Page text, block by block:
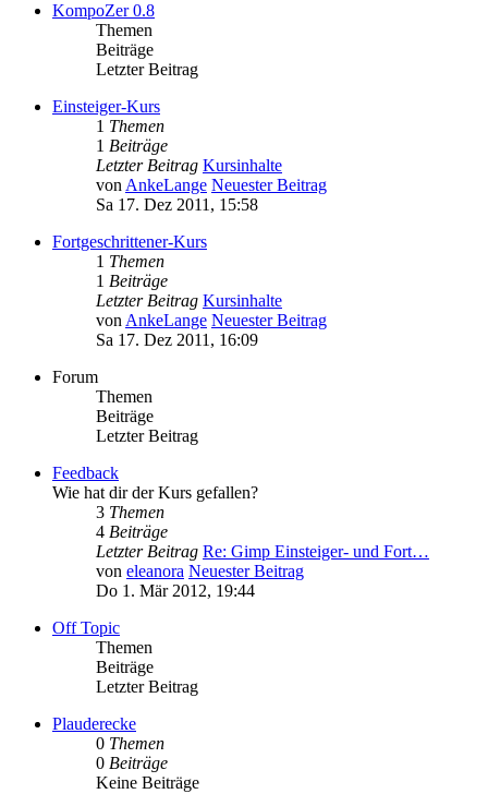
KompoZer 0.8
Themen
Beiträge
Letzter Beitrag
Einsteiger-Kurs
1 Themen
1 Beiträge
Letzter Beitrag Kursinhalte
vonAnkeLange Neuester Beitrag
Sa 17. Dez 2011, 15:58
Fortgeschrittener-Kurs
1 Themen
1 Beiträge
Letzter Beitrag Kursinhalte
vonAnkeLange Neuester Beitrag
Sa 17. Dez 2011, 16:09
Forum
Themen
Beiträge
Letzter Beitrag
Feedback
Wie hat dir der Kurs gefallen?
3 Themen
4 Beiträge
Letzter Beitrag Re: Gimp Einsteiger- und Fort…
von eleanora Neuester Beitrag
Do 1. Mär 2012, 19:44
Off Topic
Themen
Beiträge
Letzter Beitrag
Plauderecke
0 Themen
0 Beiträge
Keine Beiträge